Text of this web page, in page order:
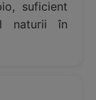
suficient
naturii în